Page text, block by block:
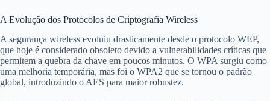
A Evolução dos Protocolos de Criptografia Wireless
A segurança wireless evoluiu drasticamente desde o protocolo WEP,
que hoje é considerado obsoleto devido a vulnerabilidades críticas que
permitem a quebra da chave em poucos minutos. O WPA surgiu como
uma melhoria temporária, mas foi o WPA2 que se tornou o padrão
global, introduzindo o AES para maior robustez.